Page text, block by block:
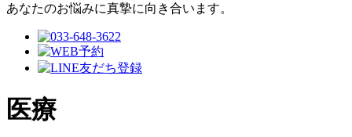
あなたのお悩みに真摯に向き合います。
医療